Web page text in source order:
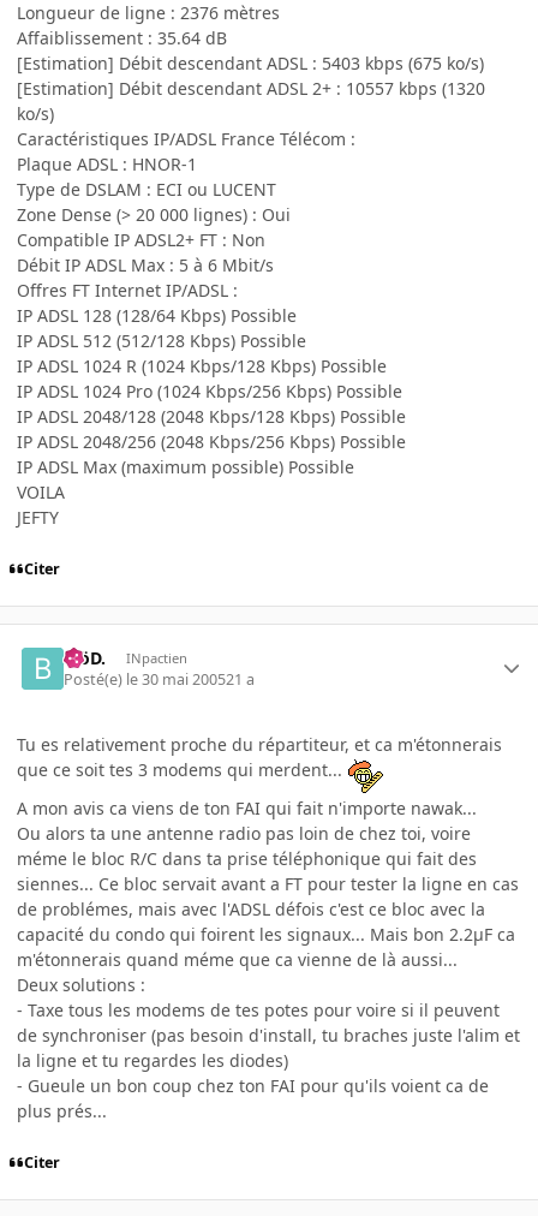
Longueur de ligne : 2376 mètres
Affaiblissement : 35.64 dB
[Estimation] Débit descendant ADSL : 5403 kbps (675 ko/s)
[Estimation] Débit descendant ADSL 2+ : 10557 kbps (1320
ko/s)
Caractéristiques IP/ADSL France Télécom :
Plaque ADSL : HNOR-1
Type de DSLAM : ECI ou LUCENT
Zone Dense (> 20 000 lignes) : Oui
Compatible IP ADSL2+ FT : Non
Débit IP ADSL Max : 5 à 6 Mbit/s
Offres FT Internet IP/ADSL :
IP ADSL 128 (128/64 Kbps) Possible
IP ADSL 512 (512/128 Kbps) Possible
IP ADSL 1024 R (1024 Kbps/128 Kbps) Possible
IP ADSL 1024 Pro (1024 Kbps/256 Kbps) Possible
IP ADSL 2048/128 (2048 Kbps/128 Kbps) Possible
IP ADSL 2048/256 (2048 Kbps/256 Kbps) Possible
IP ADSL Max (maximum possible) Possible
VOILA
JEFTY
Citer
.BöD. INpactien
Posté(e) le 30 mai 200521 a
Tu es relativement proche du répartiteur, et ca m'étonnerais
que ce soit tes 3 modems qui merdent...
A mon avis ca viens de ton FAI qui fait n'importe nawak...
Ou alors ta une antenne radio pas loin de chez toi, voire
méme le bloc R/C dans ta prise téléphonique qui fait des
siennes... Ce bloc servait avant a FT pour tester la ligne en cas
de problémes, mais avec l'ADSL défois c'est ce bloc avec la
capacité du condo qui foirent les signaux... Mais bon 2.2µF ca
m'étonnerais quand méme que ca vienne de là aussi...
Deux solutions :
- Taxe tous les modems de tes potes pour voire si il peuvent
de synchroniser (pas besoin d'install, tu braches juste l'alim et
la ligne et tu regardes les diodes)
- Gueule un bon coup chez ton FAI pour qu'ils voient ca de
plus prés...
Citer